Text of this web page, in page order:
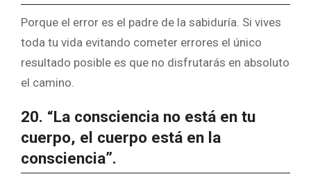
Porque el error es el padre de la sabiduría. Si vives
toda tu vida evitando cometer errores el único
resultado posible es que no disfrutarás en absoluto
el camino.
20. “La consciencia no está en tu
cuerpo, el cuerpo está en la
consciencia”.